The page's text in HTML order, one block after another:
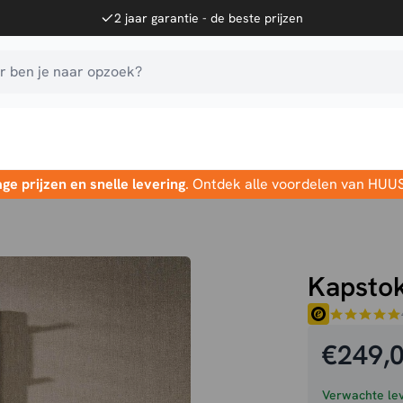
2 jaar garantie - de beste prijzen
ben je naar opzoek?
prijzen en snelle levering. Ontdek alle voordelen van
€
Verwachte